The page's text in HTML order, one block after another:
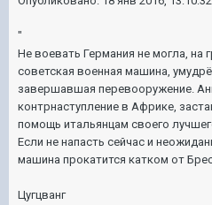
"
Не воевать Германия не могла, на
советская военная машина,
завершавшая перевооружение.
контрнаступление в Африке,
помощь итальянцам своего
Если не напасть сейчас и
машина прокатится катком от
Цугцванг